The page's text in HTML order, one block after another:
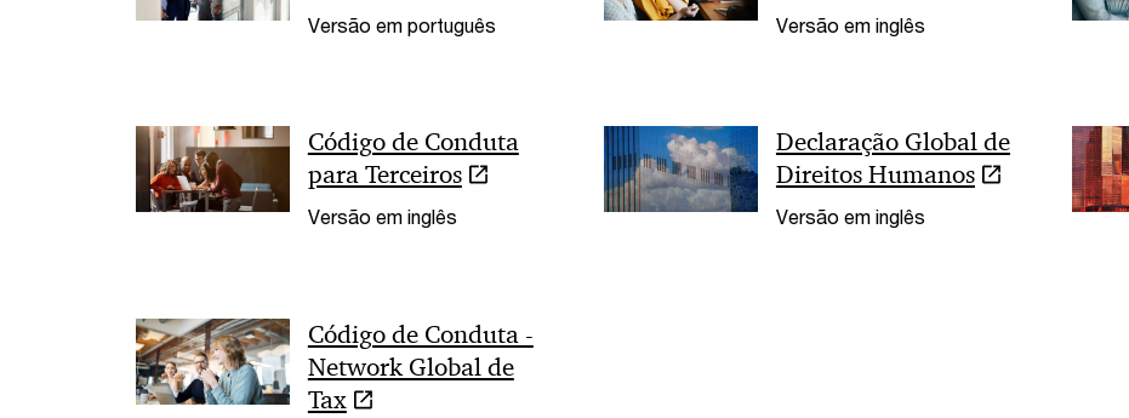
Versão em português Versão em inglês
Código de Conduta
para Terceiros
Versão em inglês
Declaração Global de
Direitos Humanos
Versão em inglês
Código de Conduta -
Network Global de
Tax